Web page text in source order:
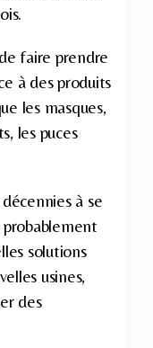
faire prendre
à des produits
les masques,
les puces
à se
solutions
usines,
des